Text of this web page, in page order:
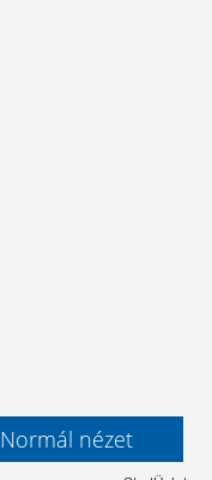
Normál nézet